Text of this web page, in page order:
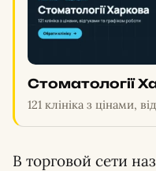
Стоматології
121 клініка з цінами,
В торговой сети